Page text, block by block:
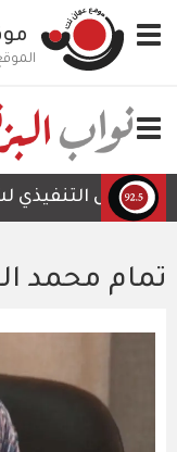
إلى
المحتوى
Toggle
navigation
Toggle
navigation
الرئيس التنفيذي
تمام محمد